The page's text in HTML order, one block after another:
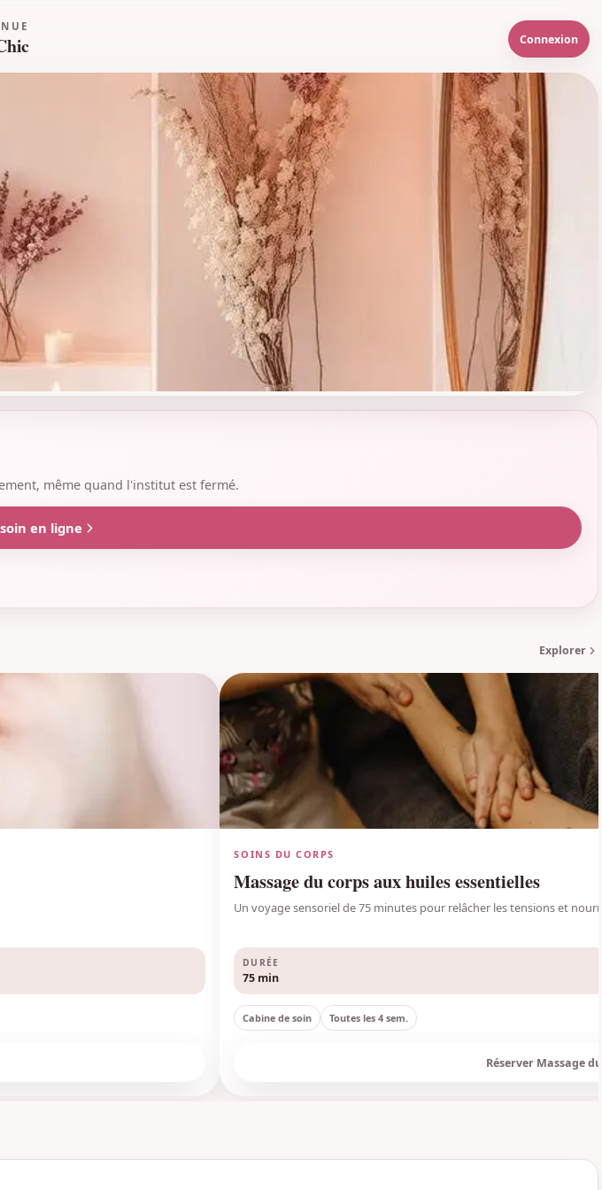
Connexion
même quand l'institut est fermé.
en ligne
Explorer
SOINS DU CORPS
Massage du corps aux huiles essentielles
Un voyage sensoriel de 75 minutes pour relâcher les tensions et
DURÉE
75 min
Cabine de soin Toutes les4 sem.
Réserver Massage